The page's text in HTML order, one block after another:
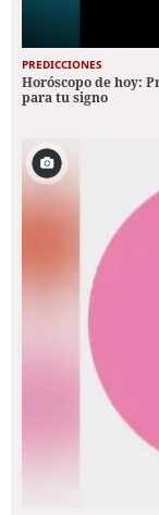
PREDICCIONES
Horóscopo de hoy:
para tu signo